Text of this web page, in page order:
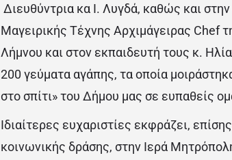
Διευθύντρια κα Ι. Λυγδά, καθώς και
Μαγειρικής Τέχνης Αρχιμάγειρας Chef
Λήμνου και στον εκπαιδευτή τους κ.
200 γεύματα αγάπης, τα οποία
στο σπίτι» του Δήμου μας σε ευπαθείς
Ιδιαίτερες ευχαριστίες εκφράζει,
κοινωνικής δράσης, στην Ιερά